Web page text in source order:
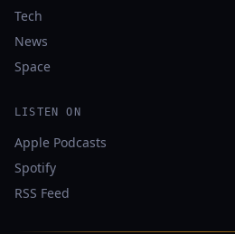
Tech
News
Space
LISTEN ON
Apple Podcasts
Spotify
RSS Feed